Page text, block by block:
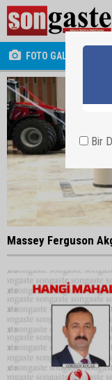
FOTO GALERİ
Massey Ferguson
Bir